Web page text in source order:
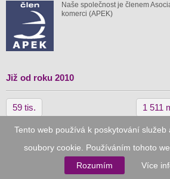
Tento web používá k poskytování služeb
soubory cookie. Používáním tohoto
Rozumím
Více
Naše společnost je členem
komerci (APEK)
Již od roku 2010
59 tis.
spuštěných nabídek
1 511
ušetřeno
© 2010–2026Vykupto.cz
, Všechna